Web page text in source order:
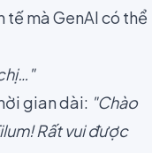
mà GenAI có thể
gian dài: "Chào
Rất vui được